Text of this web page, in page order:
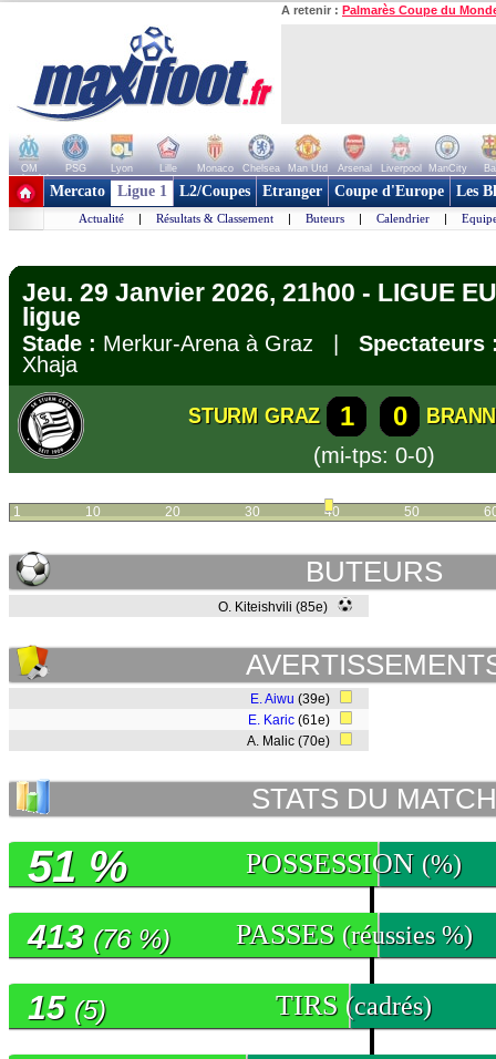
A retenir : Palmarès Coupe du
OM PSG Lyon Lille Monaco Chelsea Man Utd Arsenal Liverpool ManCity
+ de clubs
Mercato Ligue 1 L2/Coupes Etranger Coupe d'Europe Les
Actualité | Résultats & Classement | Buteurs | Calendrier |
Jeu. 29 Janvier 2026, 21h00 - LIGUE
ligue
Stade : Merkur-Arena à Graz | Spectateurs
Xhaja
STURM GRAZ 1 0
(mi-tps: 0-0)
1 10 20 30 40 50
BUTEURS
O. Kiteishvili (85e)
E. Aiwu (39e)
E. Karic (61e)
A. Malic (70e)
STATS DU MATCH
POSSESSION (%)
51 %
PASSES (réussies %)
413 (76 %)
TIRS (cadrés)
15 (5)